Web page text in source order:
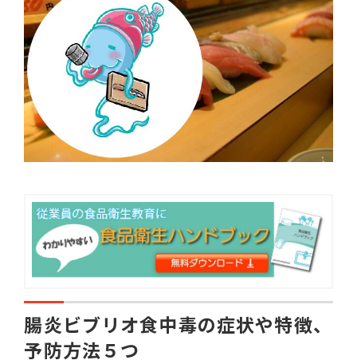
腸炎ビブリオ食中毒の症状や特徴、
予防方法５つ